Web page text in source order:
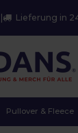
Lieferung in
Pullover & Fleece